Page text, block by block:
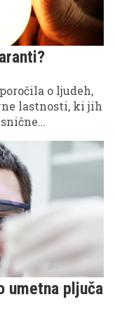
o ljudeh,
lastnosti, ki jih
umetna pljuča